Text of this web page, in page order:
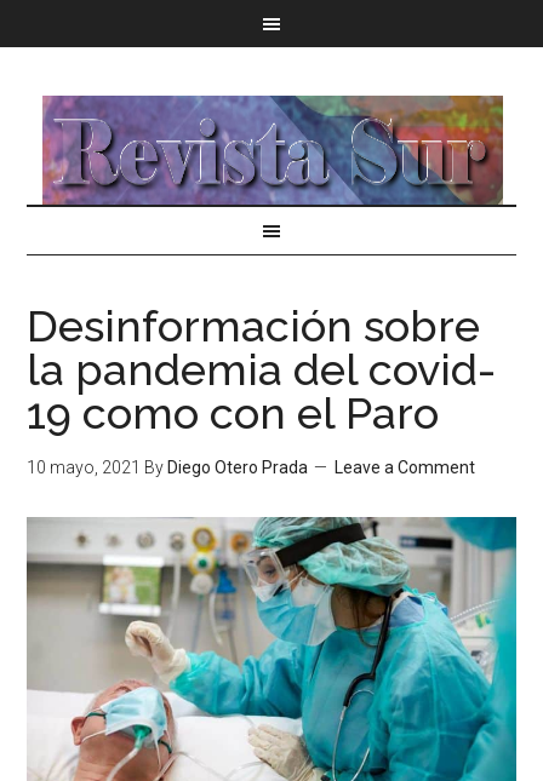
Desinformación sobre
la pandemia del covid-
19 como con el Paro
10 mayo, 2021 By Diego Otero Prada Leave a Comment